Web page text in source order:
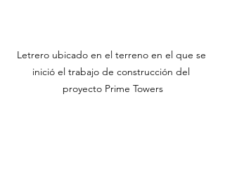
Letrero ubicado en el terreno en el que se
inició el trabajo de construcción del
proyecto Prime Towers